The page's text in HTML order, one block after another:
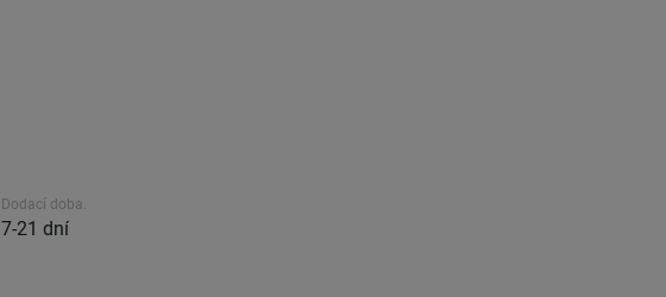
Dodací doba.
7-21 dní